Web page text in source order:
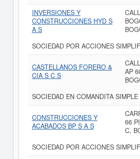
INVERSIONES Y
CONSTRUCCIONES HYD S
A S
SOCIEDAD POR ACCIONES
CASTELLANOS FORERO &
CIA S C S
AP
SOCIEDAD EN COMANDITA SIMPLE
CONSTRUCCIONES Y
ACABADOS BP S A S
66
C,
SOCIEDAD POR ACCIONES